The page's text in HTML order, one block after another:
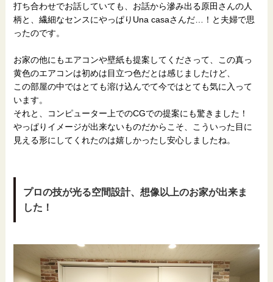
打ち合わせでお話していても、お話から滲み出る原田さんの人
柄と、繊細なセンスにやっぱりUna casaさんだ…！と夫婦で思
ったのです。
お家の他にもエアコンや壁紙も提案してくださって、この真っ
黄色のエアコンは初めは目立つ色だとは感じましたけど、
この部屋の中ではとても溶け込んでて今ではとても気に入って
います。
それと、コンピューター上でのCGでの提案にも驚きました！
やっぱりイメージが出来ないものだからこそ、こういった目に
見える形にしてくれたのは嬉しかったし安心しましたね。
プロの技が光る空間設計、想像以上のお家が出来ま
した！